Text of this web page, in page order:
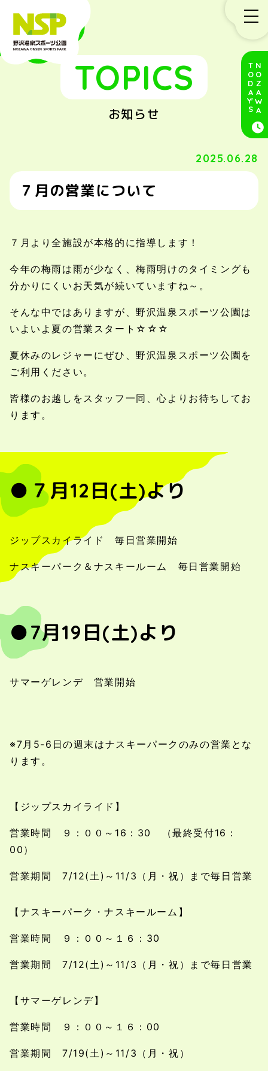
TOPICS
お知らせ
2025.06.28
７月の営業について
７月より全施設が本格的に指導します！
今年の梅雨は雨が少なく、梅雨明けのタイミングも
分かりにくいお天気が続いていますね～。
そんな中ではありますが、野沢温泉スポーツ公園は
いよいよ夏の営業スタート☆☆☆
夏休みのレジャーにぜひ、野沢温泉スポーツ公園を
ご利用ください。
皆様のお越しをスタッフ一同、心よりお待ちしてお
ります。
●７月12日(土)より
ジップスカイライド 毎日営業開始
ナスキーパーク＆ナスキールーム 毎日営業開始
●7月19日(土)より
サマーゲレンデ 営業開始
※7月5-6日の週末はナスキーパークのみの営業とな
ります。
【ジップスカイライド】
営業時間 ９：００～16：30 （最終受付16：
00）
営業期間 7/12(土)～11/3（月・祝）まで毎日営業
【ナスキーパーク・ナスキールーム】
営業時間 ９：００～１６：30
営業期間 7/12(土)～11/3（月・祝）まで毎日営業
【サマーゲレンデ】
営業時間 ９：００～１６：00
営業期間 7/19(土)～11/3（月・祝）
TODA
Y'
S NOZAWA